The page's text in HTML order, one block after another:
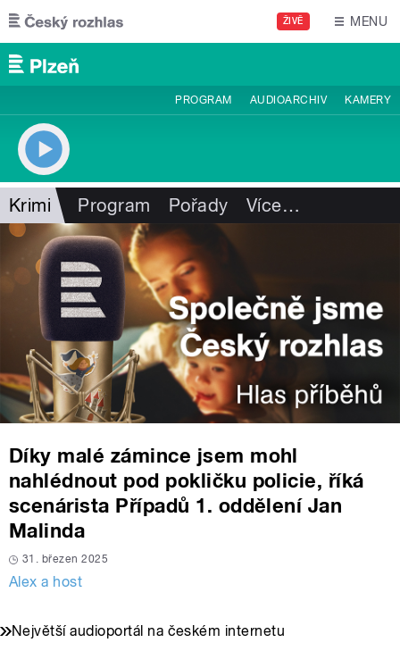
Přejít k hlavnímu obsahu
ŽIVĚ MENU
PROGRAM AUDIOARCHIV KAMERY
Krimi Program Pořady Více…
Díky malé zámince jsem mohl
nahlédnout pod pokličku policie, říká
scenárista Případů 1. oddělení Jan
Malinda
31. březen 2025
Alex a host
Největší audioportál na českém internetu